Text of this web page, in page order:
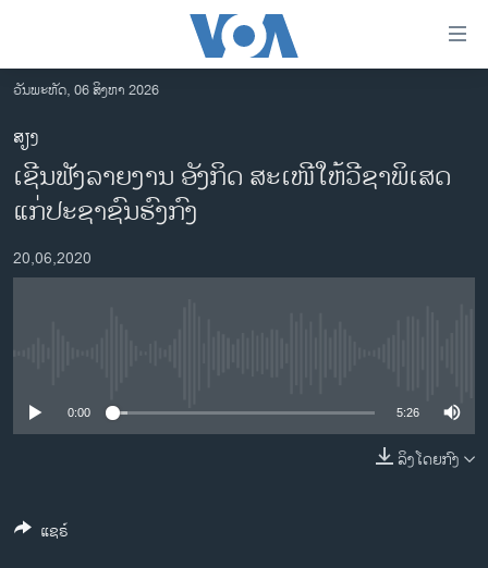
ເຂົ້າ
ຫາ
ຂ້າມ
ຂ້າມ
ຂ້າມ
ໄປ
ຫາ
ຊອກ
ລາວ
ອາເມຣິກາ
ການເລືອກຕັ້ງ ປະທານາທີບໍດີ ສະຫະລັດ 2024
ຂ່າວ​ຈີນ
ຊີວິດຊາວລາວ
ທຸລະກິດ
ວັນພະຫັດ, 06 ສິງຫາ 2026
ສຽງ
ເຊີນຟັງລາຍງານ ອັງກິດ ສະເໜີໃຫ້ວີຊາພິເສດ
ແກ່ປະຊາຊົນຮົງກົງ
20,06,2020
0:00 5:26
ລິງໂດຍກົງ
ແຊຣ໌